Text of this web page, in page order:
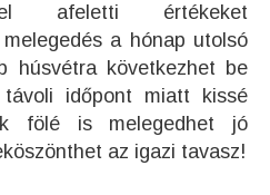
afeletti értékeket
a hónap utolsó
húsvétra következhet be
időpont miatt kissé
fölé is melegedhet jó
az igazi tavasz!